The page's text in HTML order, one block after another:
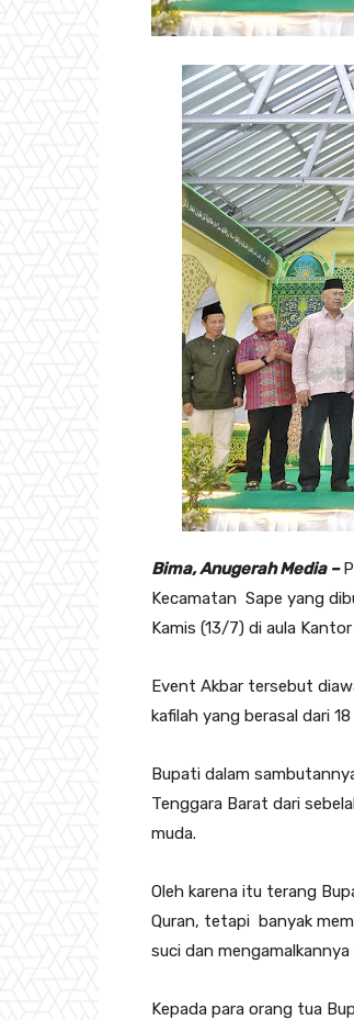
Bima, Anugerah Media –
Kecamatan Sape yang
Kamis (13/7) di aula
Event Akbar tersebut
kafilah yang berasal dari
Bupati dalam
Tenggara Barat dari
muda.
Oleh karena itu terang
Quran, tetapi banyak
suci dan mengamalkannya
Kepada para orang tua